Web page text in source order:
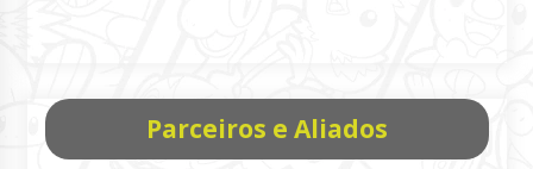
Parceiros e Aliados